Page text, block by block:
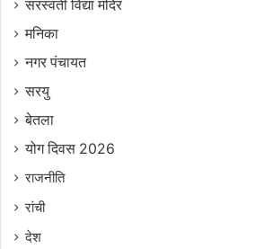
सरस्‍वती विद्या मंदिर
मनिका
नगर पंचायत
सरयु
बेतला
योग दिवस 2026
राजनीति
रांची
देश